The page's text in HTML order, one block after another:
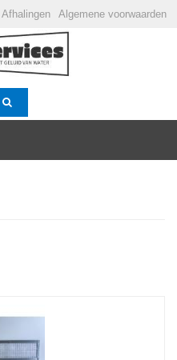
Afhalingen Algemene voorwaarden